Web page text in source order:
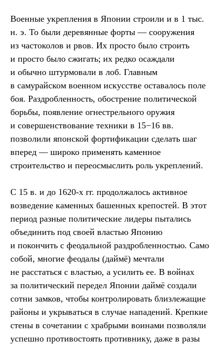
Военные укрепления в Японии строили и в 1 тыс.
н. э. То были деревянные форты — сооружения
из частоколов и рвов. Их просто было строить
и просто было сжигать; их редко осаждали
и обычно штурмовали в лоб. Главным
в самурайском военном искусстве оставалось поле
боя. Раздробленность, обострение политической
борьбы, появление огнестрельного оружия
и совершенствование техники в 15−16 вв.
позволили японской фортификации сделать шаг
вперед — широко применять каменное
строительство и переосмыслить роль укреплений.
С 15 в. и до 1620-х гг. продолжалось активное
возведение каменных башенных крепостей. В этот
период разные политические лидеры пытались
объединить под своей властью Японию
и покончить с феодальной раздробленностью. Само
собой, многие феодалы (даймё) мечтали
не расстаться с властью, а усилить ее. В войнах
за политический передел Японии даймё создали
сотни замков, чтобы контролировать близлежащие
районы и укрываться в случае нападений. Крепкие
стены в сочетании с храбрыми воинами позволяли
успешно противостоять противнику, даже в разы